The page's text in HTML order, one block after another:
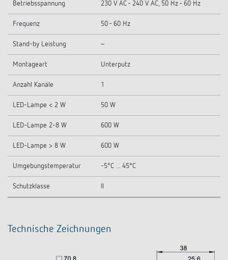
Betriebsspannung 230 V AC - 240 V AC, 50 Hz - 60 Hz
Frequenz 50 - 60 Hz
Stand-by Leistung ~
Montageart Unterputz
Anzahl Kanäle 1
LED-Lampe < 2 W 50 W
LED-Lampe 2-8 W 600 W
LED-Lampe > 8 W 600 W
Umgebungstemperatur -5°C ... 45°C
Schutzklasse
Technische Zeichnungen